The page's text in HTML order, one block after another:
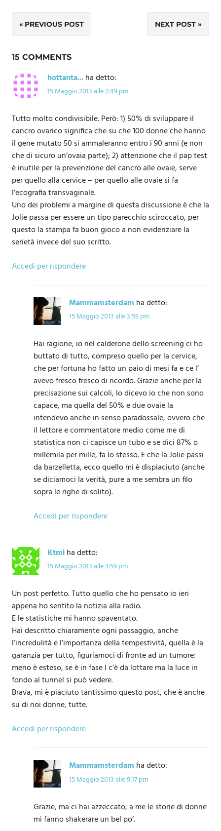
Navigazione
articoli
PREVIOUS POST NEXT POST
15 COMMENTS
hottanta...ha detto:
15 Maggio 2013 alle 2:49 pm
Tutto molto condivisibile. Però: 1) 50% di sviluppare il
cancro ovarico significa che su che 100 donne che hanno
il gene mutato 50 si ammaleranno entro i 90 anni (e non
che di sicuro un’ovaia parte); 2) attenzione che il pap test
è inutile per la prevenzione del cancro alle ovaie, serve
per quello alla cervice – per quello alle ovaie si fa
l’ecografia transvaginale.
Uno dei problemi a margine di questa discussione è che la
Jolie passa per essere un tipo parecchio sciroccato, per
questo la stampa fa buon gioco a non evidenziare la
serietà invece del suo scritto.
Accedi per rispondere
Mammamsterdam ha detto:
15 Maggio 2013 alle 3:59 pm
Hai ragione, io nel calderone dello screening ci ho
buttato di tutto, compreso quello per la cervice,
che per fortuna ho fatto un paio di mesi fa e ce l’
avevo fresco fresco di ricordo. Grazie anche per la
precisazione sui calcoli, lo dicevo io che non sono
capace, ma quella del 50% e due ovaie la
intendevo anche in senso paradossale, ovvero che
il lettore e commentatore medio come me di
statistica non ci capisce un tubo e se dici 87% o
millemila per mille, fa lo stesso. E che la Jolie passi
da barzelletta, ecco quello mi è dispiaciuto (anche
se diciamoci la verità, pure a me sembra un filo
sopra le righe di solito).
Accedi per rispondere
Ktmlha detto:
15 Maggio 2013 alle 3:59 pm
Un post perfetto. Tutto quello che ho pensato io ieri
appena ho sentito la notizia alla radio.
E le statistiche mi hanno spaventato.
Hai descritto chiaramente ogni passaggio, anche
l’incredulità e l’importanza della tempestività, quella è la
garanzia per tutto, figuriamoci di fronte ad un tumore:
meno è esteso, se è in fase I c’è da lottare ma la luce in
fondo al tunnel si può vedere.
Brava, mi è piaciuto tantissimo questo post, che è anche
su di noi donne, tutte.
Accedi per rispondere
Mammamsterdam ha detto:
15 Maggio 2013 alle 9:17 pm
Grazie, ma ci hai azzeccato, a me le storie di donne
mi fanno shakerare un bel po’.